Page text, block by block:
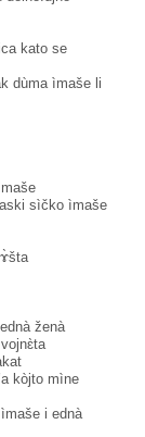
kato se
dùma ìmaše li
sìčko ìmaše
ženà
kòjto mìne
i ednà